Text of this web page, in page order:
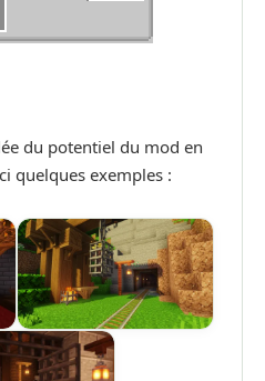
du potentiel du mod en
quelques exemples :